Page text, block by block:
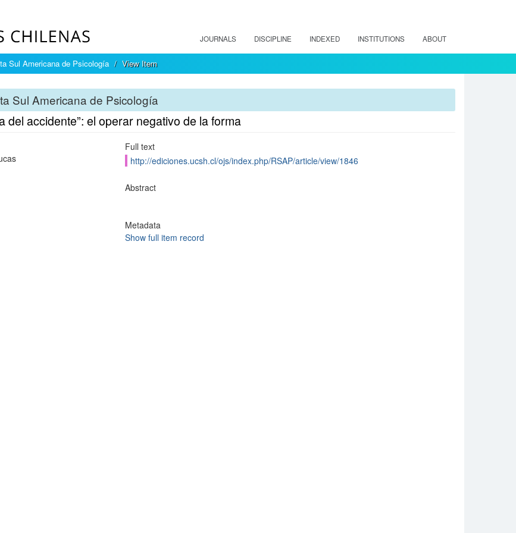
JOURNALS DISCIPLINE INDEXED INSTITUTIONS ABOUT
Sul Americana de Psicología View Item
Sul Americana de Psicología
del accidente”: el operar negativo de la forma
Full text
http://ediciones.ucsh.cl/ojs/index.php/RSAP/article/view/1846
Abstract
Metadata
Show full item record